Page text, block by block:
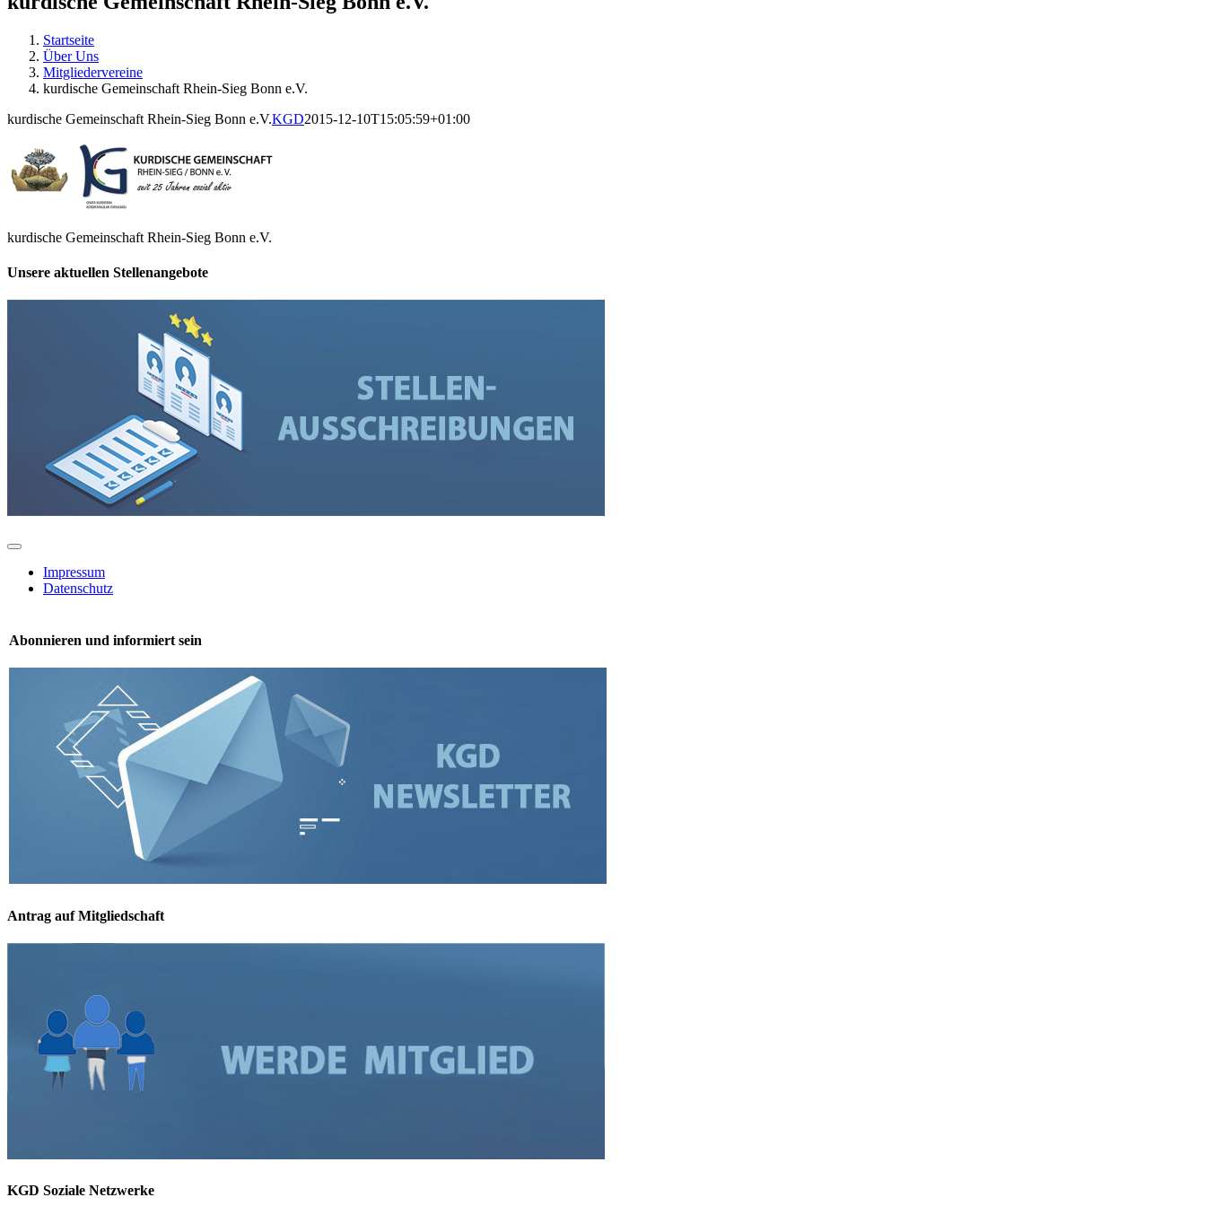
Startseite
Über Uns
Mitgliedervereine
kurdische Gemeinschaft Rhein-Sieg Bonn e.V.
kurdische Gemeinschaft Rhein-Sieg Bonn e.V.KGD2015-12-10T15:05:59+01:00
kurdische Gemeinschaft Rhein-Sieg Bonn e.V.
Unsere aktuellen Stellenangebote
Toggle
NavigationImpressum
Datenschutz
Abonnieren und informiert sein
Antrag auf Mitgliedschaft
KGD Soziale Netzwerke